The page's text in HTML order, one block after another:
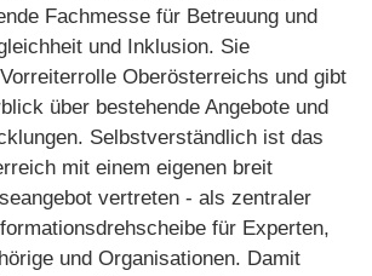
Fachmesse für Betreuung und
und Inklusion. Sie
Oberösterreichs und gibt
über bestehende Angebote und
Selbstverständlich ist das
mit einem eigenen breit
vertreten - als zentraler
für Experten,
und Organisationen. Damit